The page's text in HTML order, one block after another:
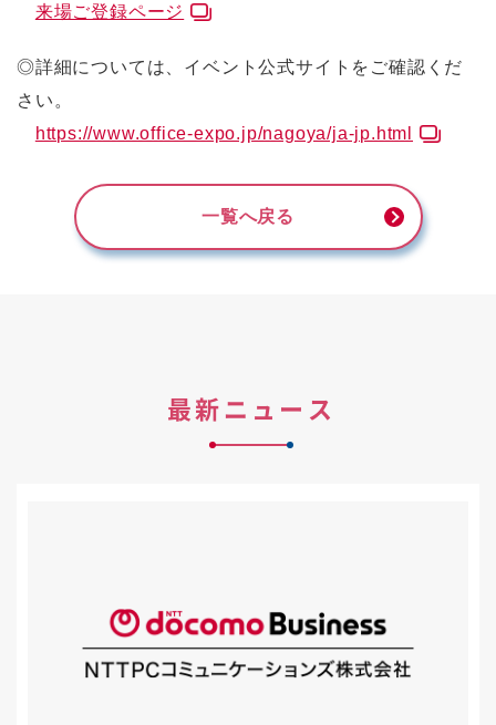
来場ご登録ページ
◎詳細については、イベント公式サイトをご確認くだ
さい。
https://www.office-expo.jp/nagoya/ja-jp.html
一覧へ戻る
最新ニュース